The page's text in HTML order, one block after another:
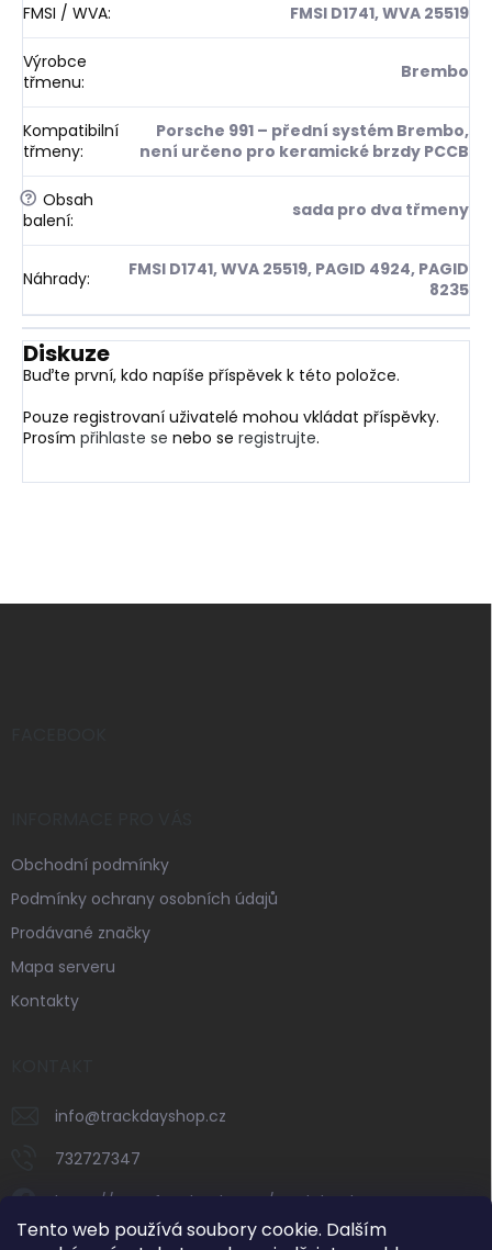
Tento web používá soubory cookie. Dalším
FMSI / WVA: FMSI D1741, WVA 25519
Výrobce
třmenu: Brembo
Kompatibilní
třmeny:
Porsche 991 – přední systém Brembo,
není určeno pro keramické brzdy PCCB
? Obsah
balení: sada pro dva třmeny
Náhrady:
FMSI D1741, WVA 25519, PAGID 4924, PAGID
8235
Diskuze
Buďte první, kdo napíše příspěvek k této položce.
Pouze registrovaní uživatelé mohou vkládat příspěvky.
Prosím přihlaste se nebo se registrujte.
Z
Obchodní podmínky
Podmínky ochrany osobních údajů
Prodávané značky
Mapa serveru
Kontakty
info@trackdayshop.cz
732727347
https://www.facebook.com/trackdayshop
trackdayshop